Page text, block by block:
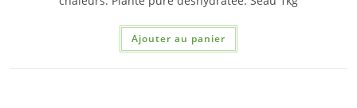
Ajouter au panier